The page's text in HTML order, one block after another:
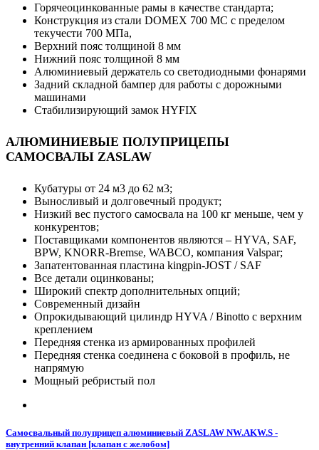
Горячеоцинкованные рамы в качестве стандарта;
Конструкция из стали DOMEX 700 MC с пределом
текучести 700 МПа,
Верхний пояс толщиной 8 мм
Нижний пояс толщиной 8 мм
Алюминиевый держатель со светодиодными фонарями
Задний складной бампер для работы с дорожными
машинами
Стабилизирующий замок HYFIX
АЛЮМИНИЕВЫЕ ПОЛУПРИЦЕПЫ
САМОСВАЛЫ ZASLAW
Кубатуры от 24 м3 до 62 м3;
Выносливый и долговечный продукт;
Низкий вес пустого самосвала на 100 кг меньше, чем у
конкурентов;
Поставщиками компонентов являются – HYVA, SAF,
BPW, KNORR-Bremse, WABCO, компания Valspar;
Запатентованная пластина kingpin-JOST / SAF
Все детали оцинкованы;
Широкий спектр дополнительных опций;
Современный дизайн
Опрокидывающий цилиндр HYVA / Binotto с верхним
креплением
Передняя стенка из армированных профилей
Передняя стенка соединена с боковой в профиль, не
напрямую
Мощный ребристый пол
Самосвальный полуприцеп алюминиевый ZASLAW NW.AKW.S -
внутренний клапан [клапан с желобом]